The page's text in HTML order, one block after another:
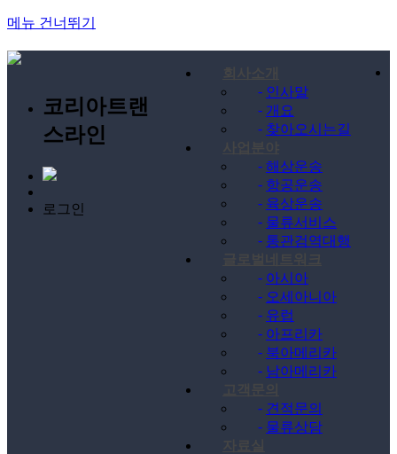
메뉴 건너뛰기
회사소개
- 인사말
- 개요
- 찾아오시는길
사업분야
- 해상운송
- 항공운송
- 육상운송
- 물류서비스
- 통관검역대행
- 아시아
- 오세아니아
- 유럽
- 아프리카
- 북아메리카
- 남아메리카
고객문의
- 견적문의
- 물류상담
자료실
코리아트랜
스라인
로그인